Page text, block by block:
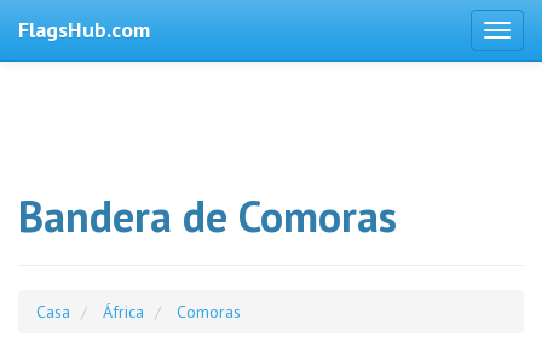
FlagsHub.com
Bandera de Comoras
Casa África Comoras